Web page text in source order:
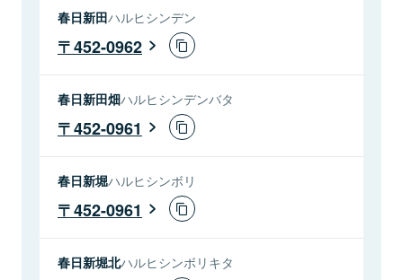
春日新田ハルヒシンデン
452-0962
春日新田畑ハルヒシンデンバタ
452-0961
春日新堀ハルヒシンボリ
452-0961
春日新堀北ハルヒシンボリキタ